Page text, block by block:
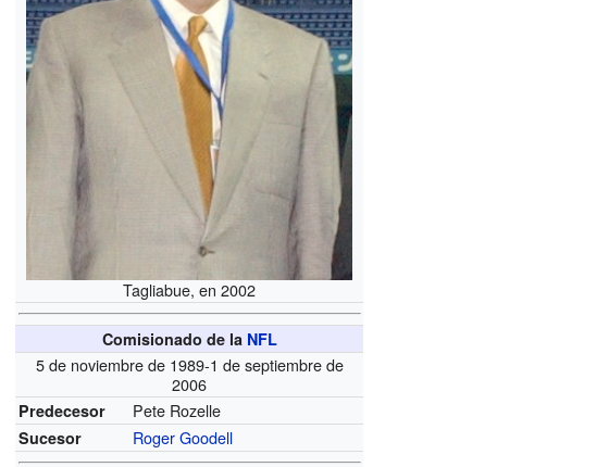
Tagliabue, en 2002
Comisionado de la NFL
5 de noviembre de 1989-1 de septiembre de
2006
Predecesor Pete Rozelle
Sucesor Roger Goodell